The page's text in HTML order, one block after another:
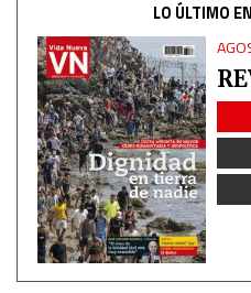
LO ÚLTIMO